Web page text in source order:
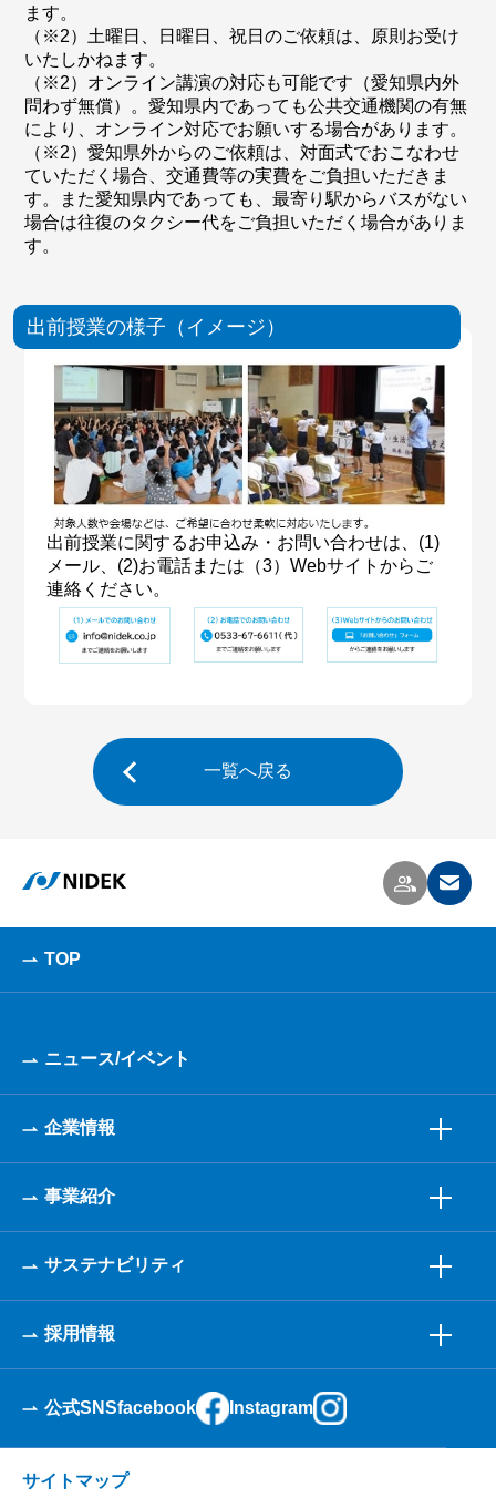
ます。
（※2）土曜日、日曜日、祝日のご依頼は、原則お受け
いたしかねます。
（※2）オンライン講演の対応も可能です（愛知県内外
問わず無償）。愛知県内であっても公共交通機関の有無
により、オンライン対応でお願いする場合があります。
（※2）愛知県外からのご依頼は、対面式でおこなわせ
ていただく場合、交通費等の実費をご負担いただきま
す。また愛知県内であっても、最寄り駅からバスがない
場合は往復のタクシー代をご負担いただく場合がありま
す。
出前授業の様子（イメージ）
出前授業に関するお申込み・お問い合わせは、(1)
メール、(2)お電話または（3）Webサイトからご
連絡ください。
一覧へ戻る
TOP
ニュース/イベント
企業情報
事業紹介
サステナビリティ
採用情報
公式SNSfacebook Instagram
サイトマップ